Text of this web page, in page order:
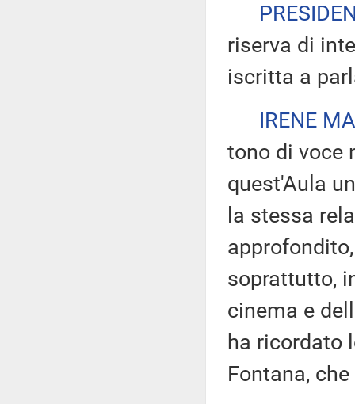
riserva di
iscritta a
IRENE
tono di voce
quest'Aula
la stessa
soprattutto,
cinema e
ha ricordato
Fontana,